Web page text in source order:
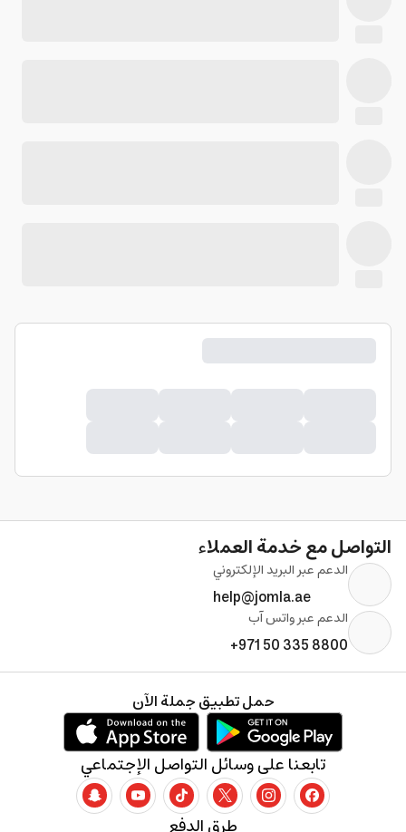
التواصل مع خدمة العملاء
الدعم عبر البريد الإلكتروني
help@jomla.ae
الدعم عبر واتس آب
+971 50 335 8800
تابعنا على وسائل التواصل الإجتماعي
حمل تطبيق جملة الآن